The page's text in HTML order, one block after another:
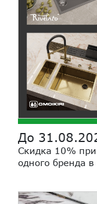
До
Скидка 10% при
одного бренда